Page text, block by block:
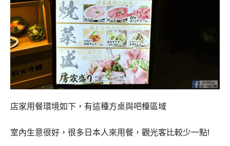
店家用餐環境如下，有這種方桌與吧檯區域
室內生意很好，很多日本人來用餐，觀光客比較少一點!